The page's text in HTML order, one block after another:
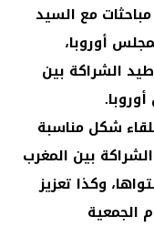
مباحثات مع السيد
أوروبا،
الشراكة بين
شكل مناسبة
بين المغرب
وكذا تعزيز
الجمعية